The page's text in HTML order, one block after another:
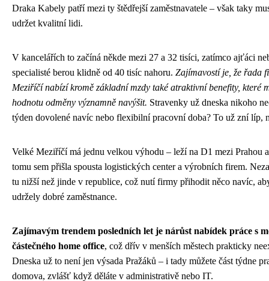
Draka Kabely patří mezi ty štědřejší zaměstnavatele – však taky
udržet kvalitní lidi.
V kancelářích to začíná někde mezi 27 a 32 tisíci, zatímco ajťáci
specialisté berou klidně od 40 tisíc nahoru. Zajímavostí je, že řada
Meziříčí nabízí kromě základní mzdy také atraktivní benefity, které
hodnotu odměny významně navýšit. Stravenky už dneska nikoho
týden dovolené navíc nebo flexibilní pracovní doba? To už zní líp,
Velké Meziříčí má jednu velkou výhodu – leží na D1 mezi Prahou
tomu sem přišla spousta logistických center a výrobních firem.
tu nižší než jinde v republice, což nutí firmy přihodit něco navíc,
udržely dobré zaměstnance.
Zajímavým trendem posledních let je nárůst nabídek práce s
částečného home office, což dřív v menších městech prakticky
Dneska už to není jen výsada Pražáků – i tady můžete část týdne
domova, zvlášť když děláte v administrativě nebo IT.